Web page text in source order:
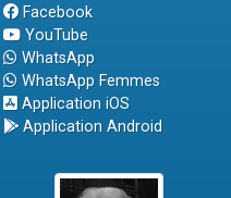
Facebook
YouTube
WhatsApp
WhatsApp Femmes
Application iOS
Application Android